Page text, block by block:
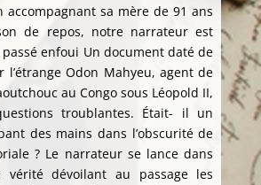
accompagnant sa mère de 91 ans
de repos, notre narrateur est
enfoui Un document daté de
l’étrange Odon Mahyeu, agent de
au Congo sous Léopold II,
troublantes. Était- il un
des mains dans l’obscurité de
? Le narrateur se lance dans
dévoilant au passage les